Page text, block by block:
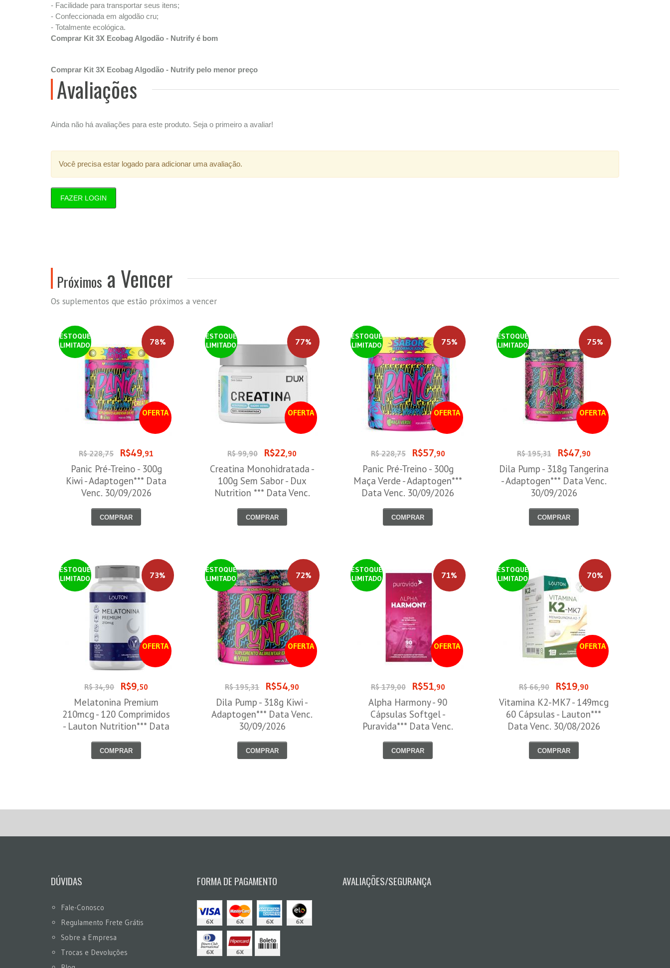
- Facilidade para transportar seus itens;
- Confeccionada em algodão cru;
- Totalmente ecológica.
Comprar Kit 3X Ecobag Algodão - Nutrify é bom
Comprar Kit 3X Ecobag Algodão - Nutrify pelo menor preço
Avaliações
Ainda não há avaliações para este produto. Seja o primeiro a avaliar!
Você precisa estar logado para adicionar uma avaliação.
FAZER LOGIN
Próximos a Vencer
Os suplementos que estão próximos a vencer
ESTOQUE
LIMITADO
OFERTA
78%
R$ 228,75 R$49,91
Panic Pré-Treino - 300g
Kiwi - Adaptogen*** Data
Venc. 30/09/2026
COMPRAR
ESTOQUE
LIMITADO
OFERTA
77%
R$ 99,90 R$22,90
Creatina Monohidratada -
100g Sem Sabor - Dux
Nutrition *** Data Venc.
COMPRAR
ESTOQUE
LIMITADO
OFERTA
75%
R$ 228,75 R$57,90
Panic Pré-Treino - 300g
Maça Verde - Adaptogen***
Data Venc. 30/09/2026
COMPRAR
ESTOQUE
LIMITADO
OFERTA
75%
R$ 195,31 R$47,90
Dila Pump - 318g Tangerina
- Adaptogen*** Data Venc.
30/09/2026
COMPRAR
ESTOQUE
LIMITADO
OFERTA
73%
R$ 34,90 R$9,50
Melatonina Premium
210mcg - 120 Comprimidos
- Lauton Nutrition*** Data
COMPRAR
ESTOQUE
LIMITADO
OFERTA
72%
R$ 195,31 R$54,90
Dila Pump - 318g Kiwi -
Adaptogen*** Data Venc.
30/09/2026
COMPRAR
ESTOQUE
LIMITADO
OFERTA
71%
R$ 179,00 R$51,90
Alpha Harmony - 90
Cápsulas Softgel -
Puravida*** Data Venc.
COMPRAR
ESTOQUE
LIMITADO
OFERTA
70%
R$ 66,90 R$19,90
Vitamina K2-MK7 - 149mcg
60 Cápsulas - Lauton***
Data Venc. 30/08/2026
COMPRAR
DÚVIDAS
Fale-Conosco
Regulamento Frete Grátis
Sobre a Empresa
Trocas e Devoluções
FORMA DE PAGAMENTO AVALIAÇÕES/SEGURANÇA